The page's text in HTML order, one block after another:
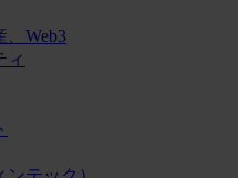
Web3
ィ